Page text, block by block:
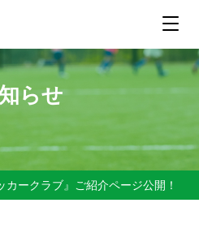
らせ
カークラブ』ご紹介ページ公開！